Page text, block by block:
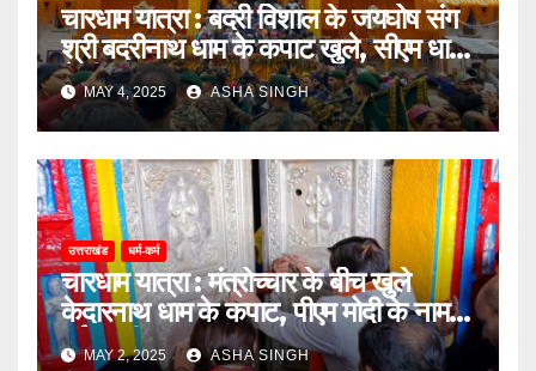
चारधाम यात्रा : बदरी विशाल के जयघोष संग
श्री बदरीनाथ धाम के कपाट खुले, सीएम धामी
ने दीं शुभकामनाएं
MAY 4, 2025 ASHA SINGH
उत्तराखंड धर्म-कर्म
चारधाम यात्रा : मंत्रोच्चार के बीच खुले
केदारनाथ धाम के कपाट, पीएम मोदी के नाम
हुई पहली पूजा
MAY 2, 2025 ASHA SINGH